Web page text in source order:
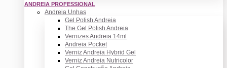
ANDREIA PROFESSIONAL
Andreia Unhas
Gel Polish Andreia
The Gel Polish Andreia
Vernizes Andreia 14ml
Andreia Pocket
Verniz Andreia Hybrid Gel
Verniz Andreia Nutricolor